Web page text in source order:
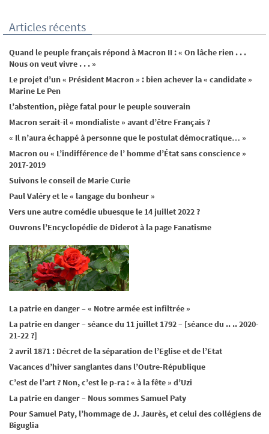
Articles récents
Quand le peuple français répond à Macron II : « On lâche rien . . .
Nous on veut vivre . . . »
Le projet d’un « Président Macron » : bien achever la « candidate »
Marine Le Pen
L’abstention, piège fatal pour le peuple souverain
Macron serait-il « mondialiste » avant d’être Français ?
« Il n’aura échappé à personne que le postulat démocratique… »
Macron ou « L’indifférence de l’ homme d’État sans conscience »
2017-2019
Suivons le conseil de Marie Curie
Paul Valéry et le « langage du bonheur »
Vers une autre comédie ubuesque le 14 juillet 2022 ?
Ouvrons l’Encyclopédie de Diderot à la page Fanatisme
La patrie en danger – « Notre armée est infiltrée »
La patrie en danger – séance du 11 juillet 1792 – [séance du .. .. 2020-
21-22 ?]
2 avril 1871 : Décret de la séparation de l’Eglise et de l’Etat
Vacances d’hiver sanglantes dans l’Outre-République
C’est de l’art ? Non, c’est le p-ra : « à la fête » d’Uzi
La patrie en danger – Nous sommes Samuel Paty
Pour Samuel Paty, l’hommage de J. Jaurès, et celui des collégiens de
Biguglia